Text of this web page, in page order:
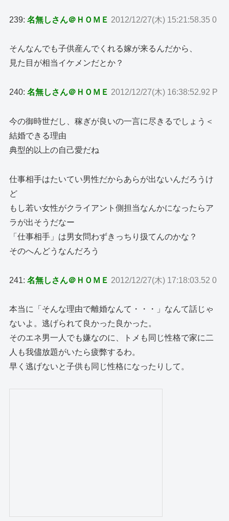
239:名無しさん＠ＨＯＭＥ 2012/12/27(木) 15:21:58.35 0
そんなんでも子供産んでくれる嫁が来るんだから、
見た目が相当イケメンだとか？
240:名無しさん＠ＨＯＭＥ 2012/12/27(木) 16:38:52.92 P
今の御時世だし、稼ぎが良いの一言に尽きるでしょう＜
結婚できる理由
典型的以上の自己愛だね
仕事相手はたいてい男性だからあらが出ないんだろうけ
ど
もし若い女性がクライアント側担当なんかになったらア
ラが出そうだなー
「仕事相手」は男女問わずきっちり扱てんのかな？
そのへんどうなんだろう
241:名無しさん＠ＨＯＭＥ 2012/12/27(木) 17:18:03.52 0
本当に「そんな理由で離婚なんて・・・」なんて話じゃ
ないよ。逃げられて良かった良かった。
そのエネ男一人でも嫌なのに、トメも同じ性格で家に二
人も我儘放題がいたら疲弊するわ。
早く逃げないと子供も同じ性格になったりして。